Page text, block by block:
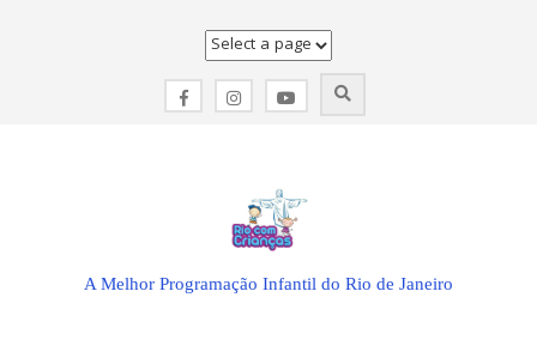
A Melhor Programação Infantil do Rio de Janeiro